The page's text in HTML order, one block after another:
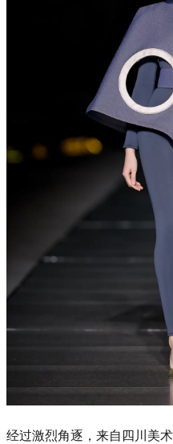
经过激烈角逐，来自四川美